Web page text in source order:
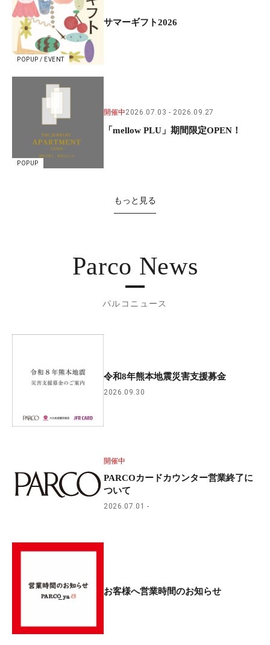
POPUP / EVENT
サマーギフト2026
POPUP
開催中2026.07.03 2026.09.27
「mellow PLU」期間限定OPEN！
もっと見る
Parco News
パルコニュース
令和8年熊本地震災害支援募金
2026.09.30
開催中
PARCOカードカウンター営業終了に
ついて
2026.07.01
お客様へ営業時間のお知らせ